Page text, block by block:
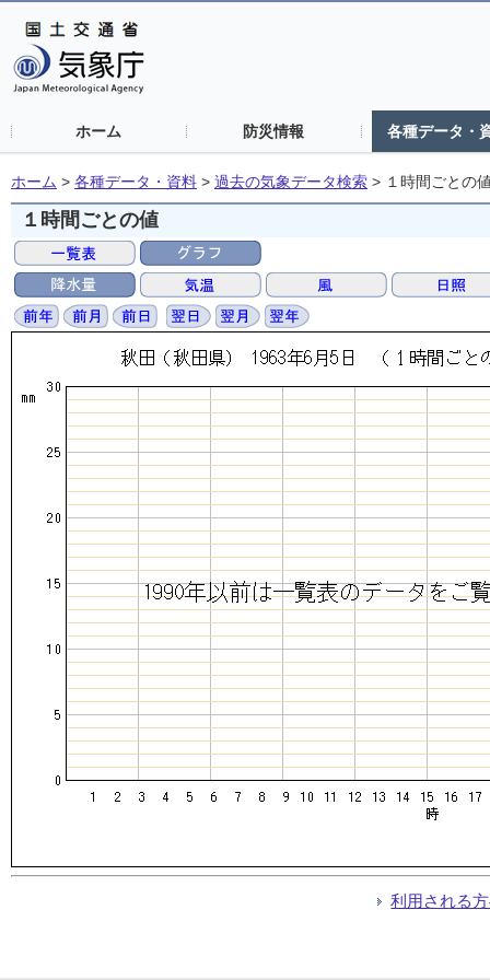
ホーム 防災情報 各種データ・
ホーム > 各種データ・資料 > 過去の気象データ検索 > １時間ごとの
１時間ごとの値
利用される